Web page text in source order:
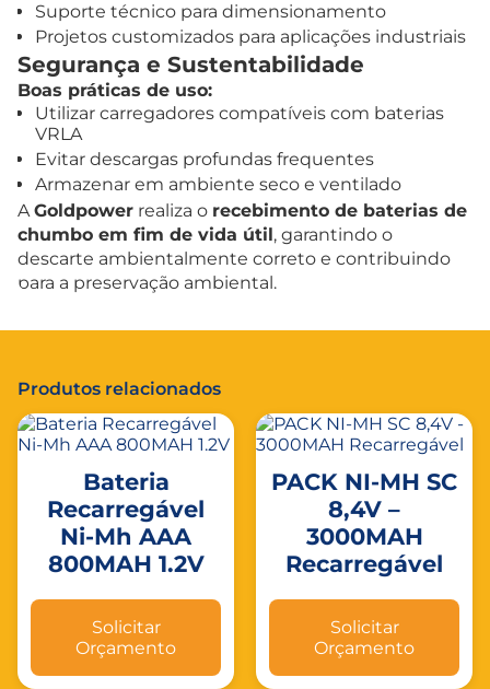
Suporte técnico para dimensionamento
Projetos customizados para aplicações industriais
Segurança e Sustentabilidade
Boas práticas de uso:
Utilizar carregadores compatíveis com baterias
VRLA
Evitar descargas profundas frequentes
Armazenar em ambiente seco e ventilado
AGoldpower realiza o recebimento de baterias de
chumbo em fim de vida útil, garantindo o
descarte ambientalmente correto e contribuindo
para a preservação ambiental.
Produtos relacionados
Bateria
Recarregável
Ni-Mh AAA
800MAH 1.2V
Solicitar
Orçamento
PACK NI-MH SC
8,4V –
3000MAH
Recarregável
Solicitar
Orçamento